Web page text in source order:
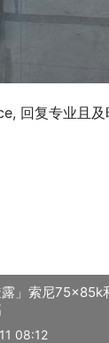
回复专业且
露」索尼
08:12